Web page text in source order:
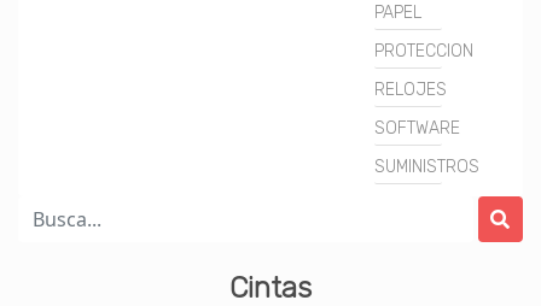
PAPEL
PROTECCION
RELOJES
SOFTWARE
SUMINISTROS
Cintas